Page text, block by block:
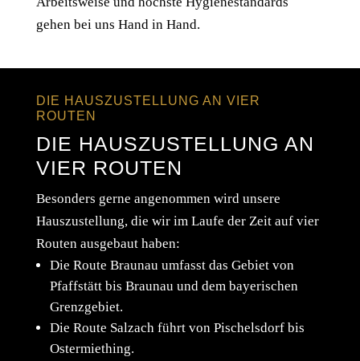
DIE HAUSZUSTELLUNG AN VIER
ROUTEN
DIE HAUSZUSTELLUNG AN
VIER ROUTEN
Besonders gerne angenommen wird unsere
Hauszustellung, die wir im Laufe der Zeit auf vier
Routen ausgebaut haben:
Die Route Braunau umfasst das Gebiet von
Pfaffstätt bis Braunau und dem bayerischen
Grenzgebiet.
Die Route Salzach führt von Pischelsdorf bis
Ostermiething.